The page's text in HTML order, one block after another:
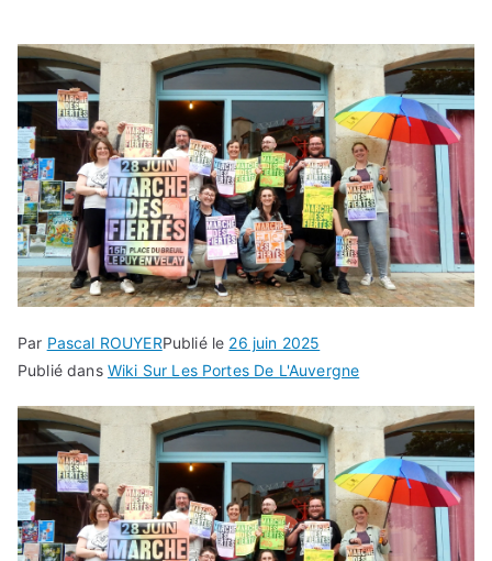
Par Pascal ROUYERPublié le 26 juin 2025
Publié dans Wiki Sur Les Portes De L'Auvergne